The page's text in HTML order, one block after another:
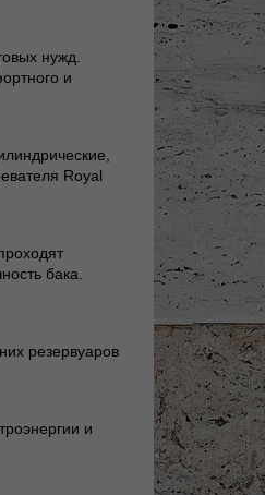
нужд.
и
Royal
бака.
резервуаров
и